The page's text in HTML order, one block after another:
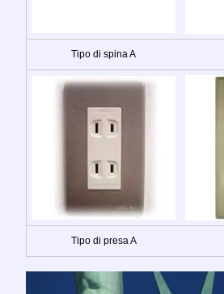
Tipo di spina A
Tipo di presa A